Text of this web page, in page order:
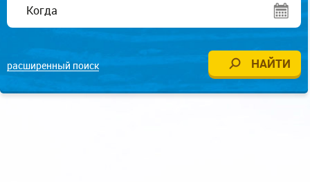
расширенный поиск